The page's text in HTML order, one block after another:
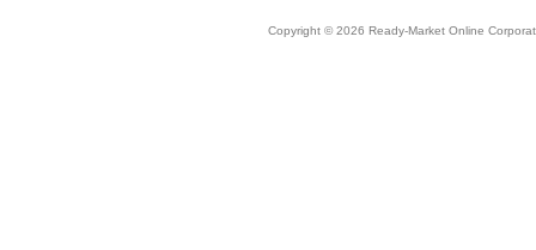
Copyright © 2026 Ready-Market Online